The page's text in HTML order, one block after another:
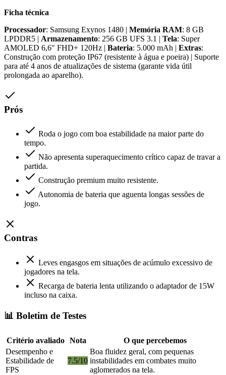
Ficha técnica
Processador: Samsung Exynos 1480 | Memória RAM: 8 GB
LPDDR5 | Armazenamento: 256 GB UFS 3.1 | Tela: Super
AMOLED 6,6" FHD+ 120Hz | Bateria: 5.000 mAh | Extras:
Construção com proteção IP67 (resistente à água e poeira) | Suporte
para até 4 anos de atualizações de sistema (garante vida útil
prolongada ao aparelho).
Prós
Roda o jogo com boa estabilidade na maior parte do
tempo.
Não apresenta superaquecimento crítico capaz de travar a
partida.
Construção premium muito resistente.
Autonomia de bateria que aguenta longas sessões de
jogo.
Contras
Leves engasgos em situações de acúmulo excessivo de
jogadores na tela.
Recarga de bateria lenta utilizando o adaptador de 15W
incluso na caixa.
📊 Boletim de Testes
Critério avaliado Nota
O que percebemos
Desempenho e
Estabilidade de
FPS
7.5/10
Boa fluidez geral, com pequenas
instabilidades em combates muito
aglomerados na tela.